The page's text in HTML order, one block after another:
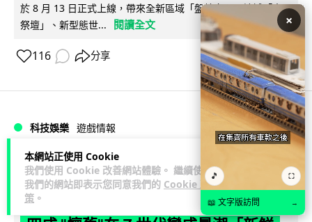
本網站正使用 Cookie
我們使用 Cookie 改善網站體驗。 繼續使用
我們的網站即表示您同意我們的 Cookie 政
策 。
於 8 月 13 日正式上線，帶來全新區域「盤蛇島」、地城「毒牙
祭壇」、新型態世...
閱讀全文
116 分享
科技娛樂 遊戲情報
Lawton 2 日
日本二手遊戲店減 90% 門市 業績反增
×
🎵 ⛶
📖 文字版訪問 →